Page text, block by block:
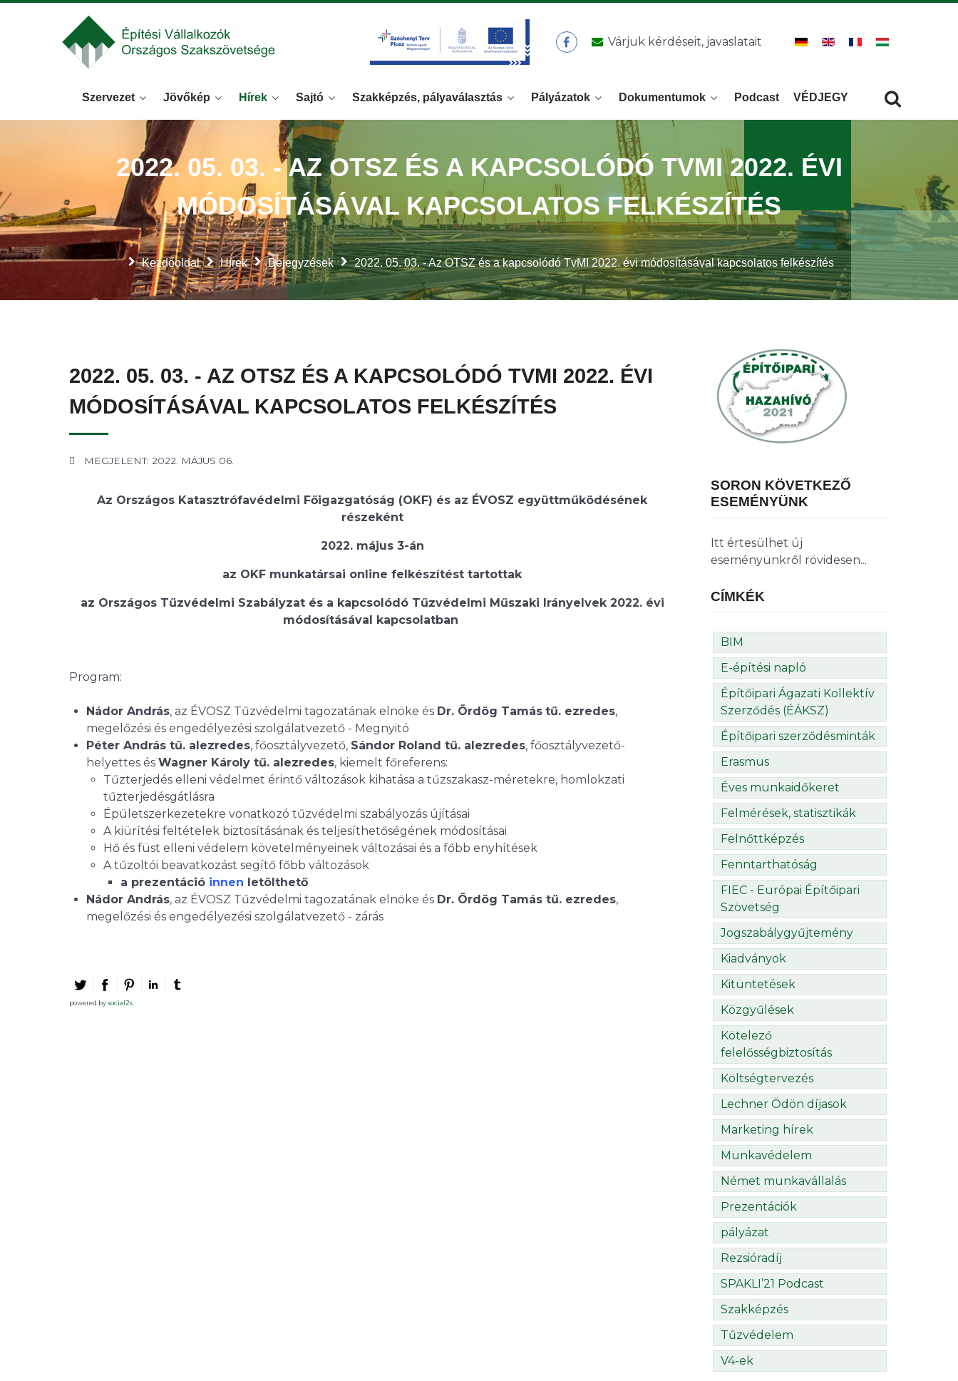
Várjuk kérdéseit, javaslatait
Szervezet Jövőkép Hírek Sajtó Szakképzés, pályaválasztás Pályázatok Dokumentumok Podcast VÉDJEGY
Kezdőoldal Hírek Bejegyzések 2022. 05. 03. - Az OTSZ és a kapcsolódó TvMI 2022. évi módosításával kapcsolatos felkészítés
2022. 05. 03. - AZ OTSZ ÉS A KAPCSOLÓDÓ TVMI 2022. ÉVI
MÓDOSÍTÁSÁVAL KAPCSOLATOS FELKÉSZÍTÉS
2022. 05. 03. - AZ OTSZ ÉS A KAPCSOLÓDÓ TVMI 2022. ÉVI
MÓDOSÍTÁSÁVAL KAPCSOLATOS FELKÉSZÍTÉS
MEGJELENT: 2022. MÁJUS 06.
Az Országos Katasztrófavédelmi Főigazgatóság (OKF) és az ÉVOSZ együttműködésének
részeként
2022. május 3-án
az OKF munkatársai online felkészítést tartottak
az Országos Tűzvédelmi Szabályzat és a kapcsolódó Tűzvédelmi Műszaki Irányelvek 2022. évi
módosításával kapcsolatban
Program:
Nádor András, az ÉVOSZ Tűzvédelmi tagozatának elnöke és Dr. Ördög Tamás tű. ezredes,
megelőzési és engedélyezési szolgálatvezető - Megnyitó
Péter András tű. alezredes, főosztályvezető, Sándor Roland tű. alezredes, főosztályvezető-
helyettes és Wagner Károly tű. alezredes, kiemelt főreferens:
Tűzterjedés elleni védelmet érintő változások kihatása a tűzszakasz-méretekre, homlokzati
tűzterjedésgátlásra
Épületszerkezetekre vonatkozó tűzvédelmi szabályozás újításai
A kiürítési feltételek biztosításának és teljesíthetőségének módosításai
Hő és füst elleni védelem követelményeinek változásai és a főbb enyhítések
A tűzoltói beavatkozást segítő főbb változások
a prezentáció innen letölthető
Nádor András, az ÉVOSZ Tűzvédelmi tagozatának elnöke és Dr. Ördög Tamás tű. ezredes,
megelőzési és engedélyezési szolgálatvezető - zárás
powered bysocial2s
SORON KÖVETKEZŐ
ESEMÉNYÜNK
Itt értesülhet új
eseményünkről rövidesen...
CÍMKÉK
BIM
E-építési napló
Építőipari Ágazati Kollektív
Szerződés (ÉÁKSZ)
Építőipari szerződésminták
Erasmus
Éves munkaidőkeret
Felmérések, statisztikák
Felnőttképzés
Fenntarthatóság
FIEC - Európai Építőipari
Szövetség
Jogszabálygyűjtemény
Kiadványok
Kitüntetések
Közgyűlések
Kötelező
felelősségbiztosítás
Költségtervezés
Lechner Ödön díjasok
Marketing hírek
Munkavédelem
Német munkavállalás
Prezentációk
pályázat
Rezsióradíj
SPAKLI’21 Podcast
Szakképzés
Tűzvédelem
V4-ek